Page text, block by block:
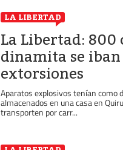
LA LIBERTAD
La Libertad: 800
dinamita se iban
extorsiones
Aparatos explosivos tenían como
almacenados en una casa en
transporten por carr...